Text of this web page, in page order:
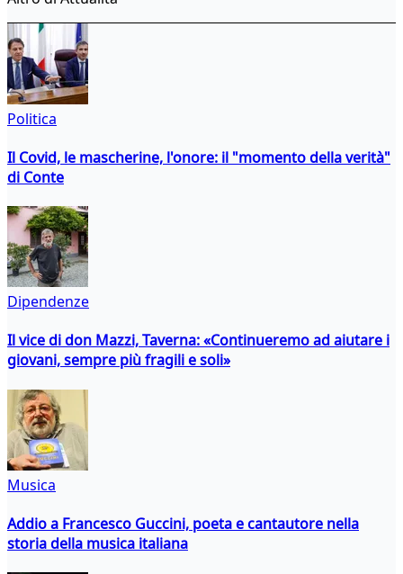
Politica
Il Covid, le mascherine, l'onore: il "momento della verità"
di Conte
Dipendenze
Il vice di don Mazzi, Taverna: «Continueremo ad aiutare i
giovani, sempre più fragili e soli»
Musica
Addio a Francesco Guccini, poeta e cantautore nella
storia della musica italiana